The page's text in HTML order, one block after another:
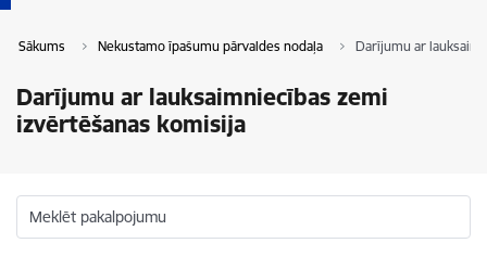
Sākums Nekustamo īpašumu pārvaldes nodaļa Darījumu ar
Darījumu ar lauksaimniecības zemi
izvērtēšanas komisija
Meklēt pakalpojumu